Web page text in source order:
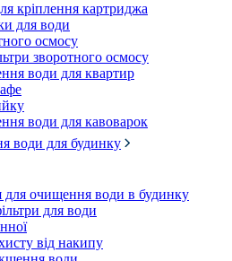
кріплення картриджа
для води
осмосу
зворотного осмосу
води для квартир
води для кавоварок
води для будинку
для очищення води в будинку
для води
від накипу